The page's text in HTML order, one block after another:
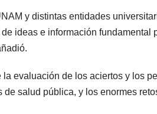
y distintas entidades
ideas e información fundamental
evaluación de los aciertos y los
de salud pública, y los enormes